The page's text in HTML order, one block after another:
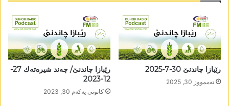
رێبازا چاندنێ 30-7-2025
تەممووز 30, 2025
رێبازا چاندنێ/ چەند شیرەتەك 27-
12-2023
كانونی یه‌كه‌م 30, 2023